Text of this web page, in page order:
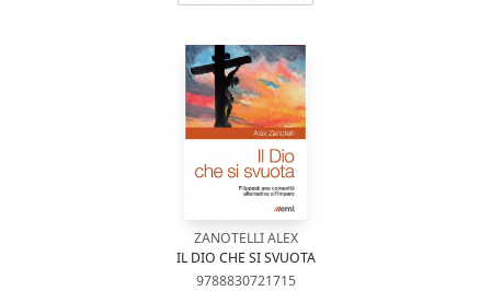
ZANOTELLI ALEX
IL DIO CHE SI SVUOTA
9788830721715